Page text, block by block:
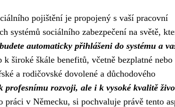
pojištění je propojený s vaší pracovní
systémů sociálního zabezpečení na světě,
automaticky přihlášeni do systému a
široké škále benefitů, včetně bezplatné nebo
a rodičovské dovolené a důchodového
profesnímu rozvoji, ale i k vysoké kvalitě
práci v Německu, si pochvaluje právě tento